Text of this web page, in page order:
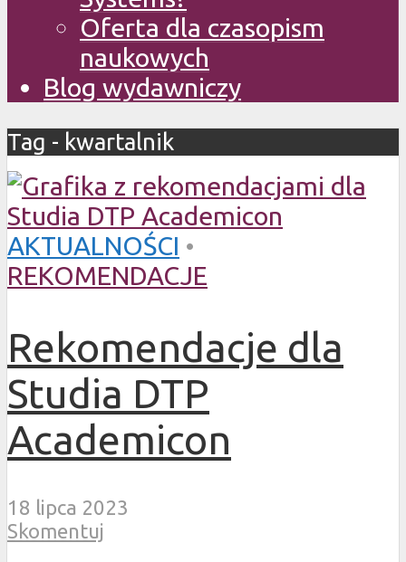
Oferta dla czasopism
naukowych
Blog wydawniczy
Tag - kwartalnik
AKTUALNOŚCI •
REKOMENDACJE
Rekomendacje dla
Studia DTP
Academicon
18 lipca 2023
Skomentuj